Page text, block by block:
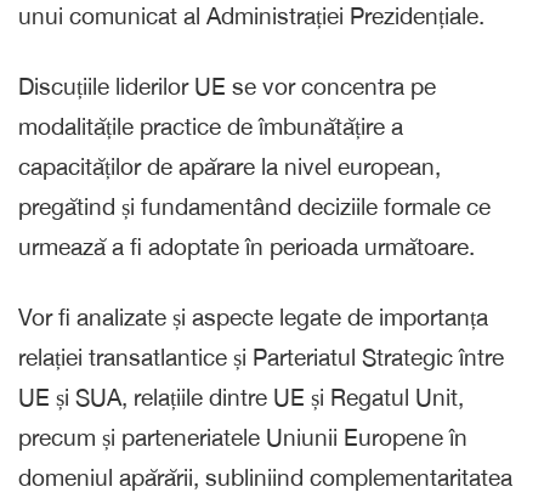
unui comunicat al Administrației Prezidențiale.
Discuțiile liderilor UE se vor concentra pe
modalitățile practice de îmbunătățire a
capacităților de apărare la nivel european,
pregătind și fundamentând deciziile formale ce
urmează a fi adoptate în perioada următoare.
Vor fi analizate și aspecte legate de importanța
relației transatlantice și Parteriatul Strategic între
UE și SUA, relațiile dintre UE și Regatul Unit,
precum și parteneriatele Uniunii Europene în
domeniul apărării, subliniind complementaritatea